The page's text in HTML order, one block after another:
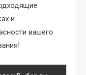
и
вашего